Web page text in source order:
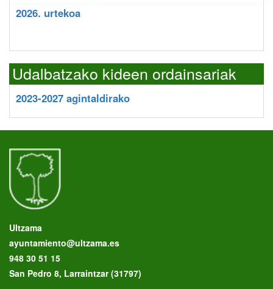
2026. urtekoa
Udalbatzako kideen ordainsariak
2023-2027 agintaldirako
Ultzama
ayuntamiento@ultzama.es
948 30 51 15
San Pedro 8, Larraintzar (31797)